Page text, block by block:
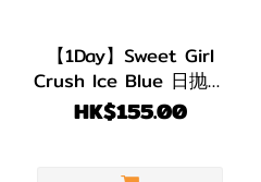
【1Day】Sweet Girl
Crush Ice Blue 日抛｜
1盒10片
HK$155.00